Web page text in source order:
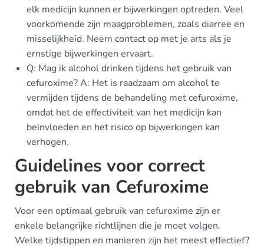
elk medicijn kunnen er bijwerkingen optreden. Veel
voorkomende zijn maagproblemen, zoals diarree en
misselijkheid. Neem contact op met je arts als je
ernstige bijwerkingen ervaart.
Q: Mag ik alcohol drinken tijdens het gebruik van
cefuroxime? A: Het is raadzaam om alcohol te
vermijden tijdens de behandeling met cefuroxime,
omdat het de effectiviteit van het medicijn kan
beïnvloeden en het risico op bijwerkingen kan
verhogen.
Guidelines voor correct
gebruik van Cefuroxime
Voor een optimaal gebruik van cefuroxime zijn er
enkele belangrijke richtlijnen die je moet volgen.
Welke tijdstippen en manieren zijn het meest effectief?